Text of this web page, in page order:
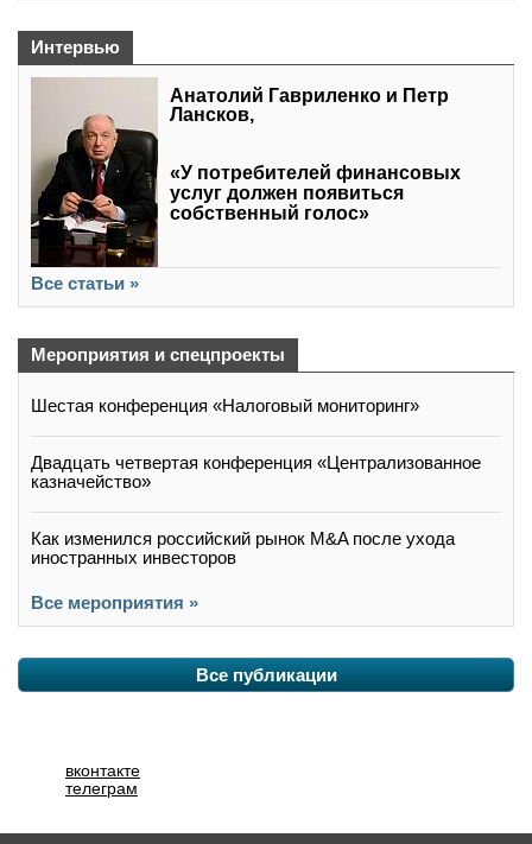
Интервью
Анатолий Гавриленко и Петр
Лансков,
«У потребителей финансовых
услуг должен появиться
собственный голос»
Все статьи »
Мероприятия и спецпроекты
Шестая конференция «Налоговый мониторинг»
Двадцать четвертая конференция «Централизованное
казначейство»
Как изменился российский рынок M&A после ухода
иностранных инвесторов
Все мероприятия »
Все публикации
вконтакте
телеграм